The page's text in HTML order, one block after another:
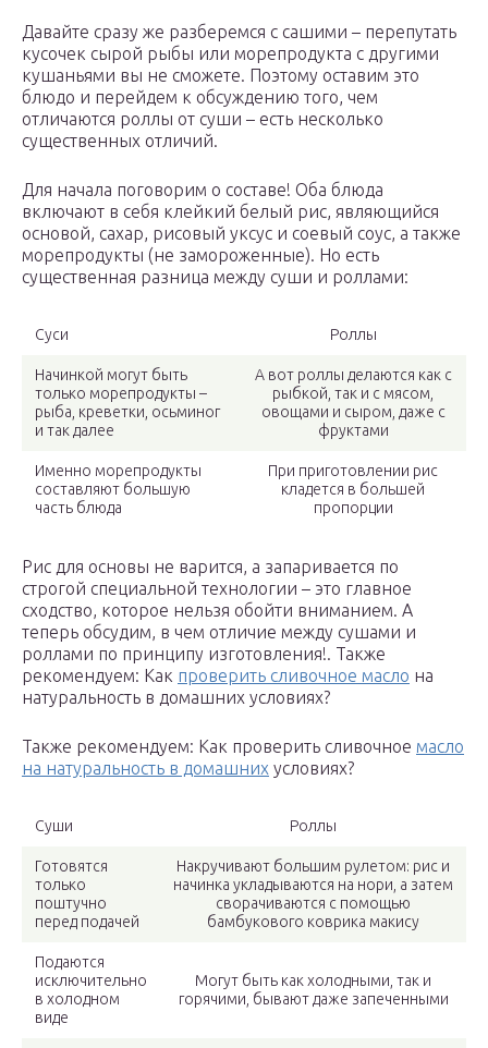
Давайте сразу же разберемся с сашими – перепутать
кусочек сырой рыбы или морепродукта с другими
кушаньями вы не сможете. Поэтому оставим это
блюдо и перейдем к обсуждению того, чем
отличаются роллы от суши – есть несколько
существенных отличий.
Для начала поговорим о составе! Оба блюда
включают в себя клейкий белый рис, являющийся
основой, сахар, рисовый уксус и соевый соус, а также
морепродукты (не замороженные). Но есть
существенная разница между суши и роллами:
Суси Роллы
Начинкой могут быть
только морепродукты –
рыба, креветки, осьминог
и так далее
А вот роллы делаются как с
рыбкой, так и с мясом,
овощами и сыром, даже с
фруктами
Именно морепродукты
составляют большую
часть блюда
При приготовлении рис
кладется в большей
пропорции
Рис для основы не варится, а запаривается по
строгой специальной технологии – это главное
сходство, которое нельзя обойти вниманием. А
теперь обсудим, в чем отличие между сушами и
роллами по принципу изготовления!. Также
рекомендуем: Как проверить сливочное масло на
натуральность в домашних условиях?
Также рекомендуем: Как проверить сливочное масло
на натуральность в домашних условиях?
Суши Роллы
Готовятся
только
поштучно
перед подачей
Накручивают большим рулетом: рис и
начинка укладываются на нори, а затем
сворачиваются с помощью
бамбукового коврика макису
Подаются
исключительно
в холодном
виде
Могут быть как холодными, так и
горячими, бывают даже запеченными